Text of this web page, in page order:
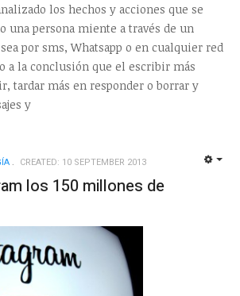
los hechos y acciones que se
una persona miente a través de un
por sms, Whatsapp o en cualquier red
a la conclusión que el escribir más
tardar más en responder o borrar y
y
CREATED: 10 SEPTEMBER 2013
los 150 millones de